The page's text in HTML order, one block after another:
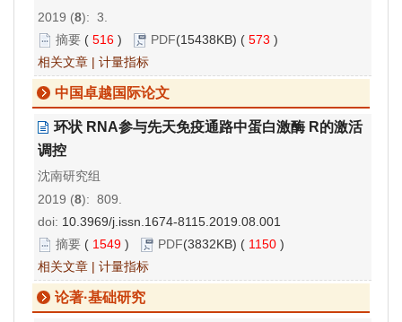
2019 (8): 3.
摘要 ( 516 ) PDF(15438KB) ( 573 )
相关文章 | 计量指标
中国卓越国际论文
环状 RNA参与先天免疫通路中蛋白激酶 R的激活
调控
沈南研究组
2019 (8): 809.
doi: 10.3969/j.issn.1674-8115.2019.08.001
摘要 ( 1549 ) PDF(3832KB) ( 1150 )
相关文章 | 计量指标
论著·基础研究